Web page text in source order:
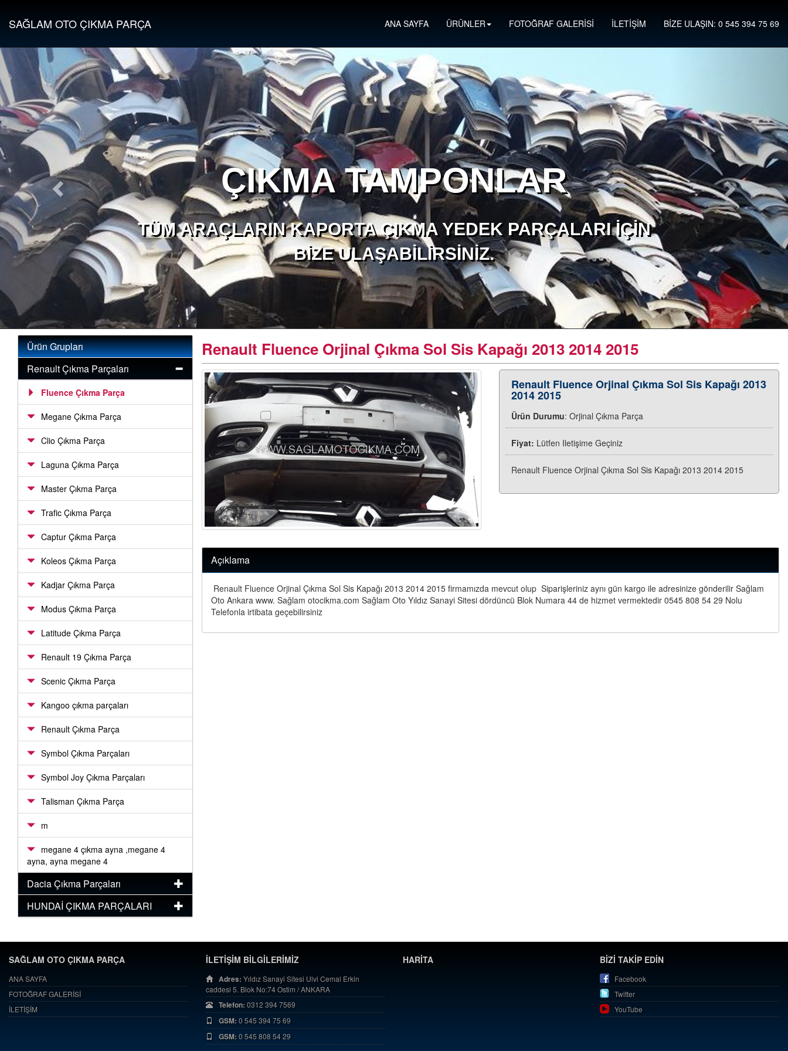
SAĞLAM OTO ÇIKMA PARÇA ANA SAYFA ÜRÜNLER FOTOĞRAF GALERİSİ İLETİŞİM BİZE ULAŞIN: 0 545 394 75 69
ÇIKMA TAMPONLAR
TÜM ARAÇLARIN KAPORTA ÇIKMA YEDEK PARÇALARI İÇIN
BIZE ULAŞABILIRSINIZ.
Ürün Grupları
Renault Çıkma Parçaları
Fluence Çıkma Parça
Megane Çıkma Parça
Clio Çıkma Parça
Laguna Çıkma Parça
Master Çıkma Parça
Trafic Çıkma Parça
Captur Çıkma Parça
Koleos Çıkma Parça
Kadjar Çıkma Parça
Modus Çıkma Parça
Latitude Çıkma Parça
Renault 19 Çıkma Parça
Scenic Çıkma Parça
Kangoo çıkma parçaları
Renault Çıkma Parça
Symbol Çıkma Parçaları
Symbol Joy Çıkma Parçaları
Talisman Çıkma Parça
m
megane 4 çıkma ayna ,megane 4
ayna, ayna megane 4
Dacia Çıkma Parçaları
HUNDAİ ÇIKMA PARÇALARI
Renault Fluence Orjinal Çıkma Sol Sis Kapağı 2013 2014 2015
Renault Fluence Orjinal Çıkma Sol Sis Kapağı 2013
2014 2015
Ürün Durumu: Orjinal Çıkma Parça
Fiyat: Lütfen Iletişime Geçiniz
Renault Fluence Orjinal Çıkma Sol Sis Kapağı 2013 2014 2015
Açıklama
Renault Fluence Orjinal Çıkma Sol Sis Kapağı 2013 2014 2015 firmamızda mevcut olup Siparişleriniz aynı gün kargo ile adresinize gönderilir Sağlam
Oto Ankara www. Sağlam otocikma.com Sağlam Oto Yıldız Sanayi Sitesi dördüncü Blok Numara 44 de hizmet vermektedir 0545 808 54 29 Nolu
Telefonla irtibata geçebilirsiniz
SAĞLAM OTO ÇIKMA PARÇA
ANA SAYFA
FOTOĞRAF GALERİSİ
İLETİŞİM
İLETİŞİM BİLGİLERİMİZ
Adres: Yıldız Sanayi Sitesi Ulvi Cemal Erkin
caddesi 5. Blok No:74 Ostim / ANKARA
Telefon: 0312 394 7569
GSM: 0 545 394 75 69
GSM: 0 545 808 54 29
HARİTA BİZİ TAKİP EDİN
Facebook
Twitter
YouTube